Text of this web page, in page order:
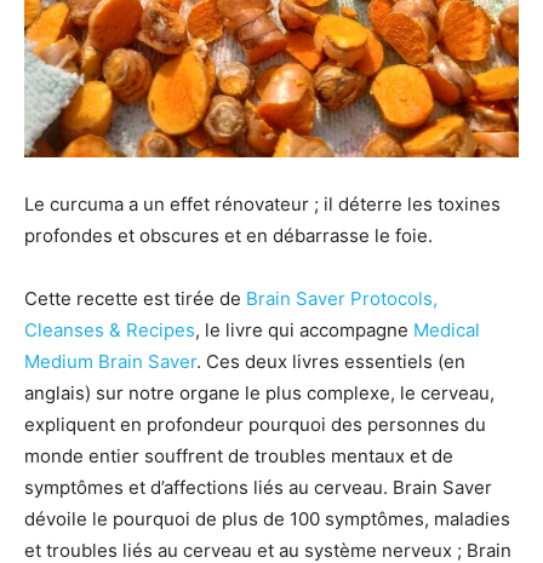
Le curcuma a un effet rénovateur ; il déterre les toxines
profondes et obscures et en débarrasse le foie.
Cette recette est tirée de Brain Saver Protocols,
Cleanses & Recipes, le livre qui accompagne Medical
Medium Brain Saver. Ces deux livres essentiels (en
anglais) sur notre organe le plus complexe, le cerveau,
expliquent en profondeur pourquoi des personnes du
monde entier souffrent de troubles mentaux et de
symptômes et d’affections liés au cerveau. Brain Saver
dévoile le pourquoi de plus de 100 symptômes, maladies
et troubles liés au cerveau et au système nerveux ; Brain